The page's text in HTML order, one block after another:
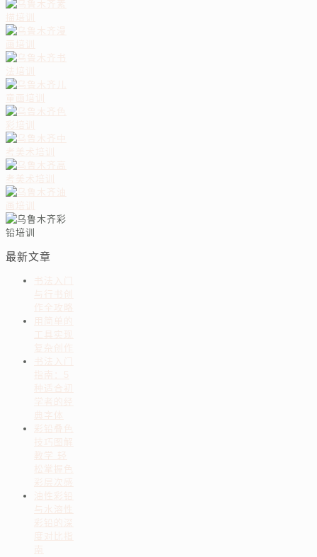
最新文章
书法入门
与行书创
作全攻略
用简单的
工具实现
复杂创作
书法入门
指南：5
种适合初
学者的经
典字体
彩铅叠色
技巧图解
教学 轻
松掌握色
彩层次感
油性彩铅
与水溶性
彩铅的深
度对比指
南